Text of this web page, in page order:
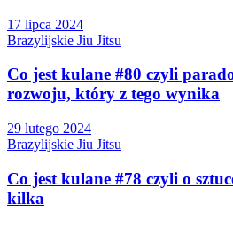
17 lipca 2024
Brazylijskie Jiu Jitsu
Co jest kulane #80 czyli
rozwoju, który z tego wynika
29 lutego 2024
Brazylijskie Jiu Jitsu
Co jest kulane #78 czyli o
kilka